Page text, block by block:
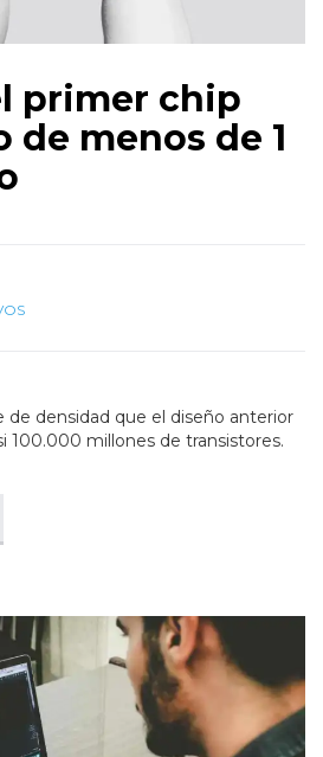
primer chip
de menos de 1
de densidad que el diseño anterior
100.000 millones de transistores.